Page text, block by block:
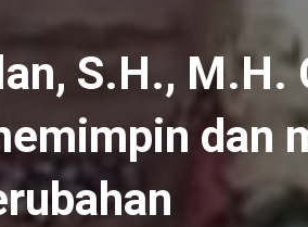
S.H., M.H.
dan